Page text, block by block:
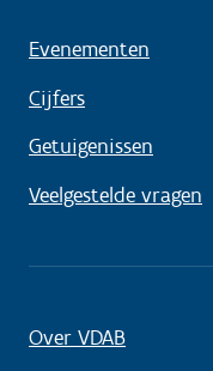
Evenementen
Cijfers
Getuigenissen
Veelgestelde vragen
Over VDAB